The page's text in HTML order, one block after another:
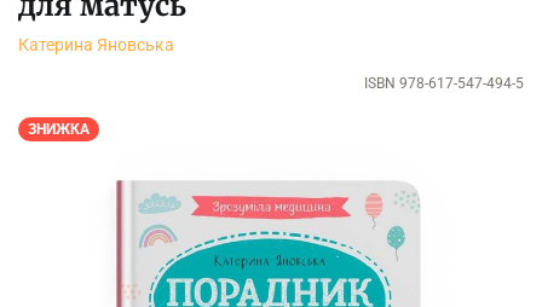
Катерина Яновська
ISBN 978-617-547-494-5
ЗНИЖКА